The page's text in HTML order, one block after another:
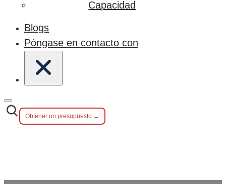
Capacidad
Blogs
Póngase en contacto con
Obtener un presupuesto →